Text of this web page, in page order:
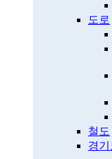
도로
철도
경